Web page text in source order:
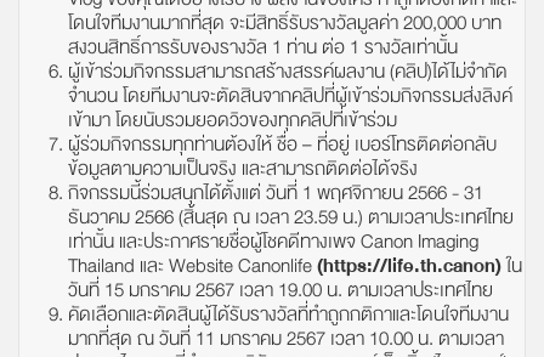
โดนใจทีมงานมากที่สุด จะมีสิทธิ์รับรางวัลมูลค่า 200,000 บาท
สงวนสิทธิ์การรับของรางวัล 1 ท่าน ต่อ 1 รางวัลเท่านั้น
ผู้เข้าร่วมกิจกรรมสามารถสร้างสรรค์ผลงาน (คลิป)ได้ไม่จำกัด
จำนวน โดยทีมงานจะตัดสินจากคลิปที่ผู้เข้าร่วมกิจกรรมส่งลิงค์
เข้ามา โดยนับรวมยอดวิวของทุกคลิปที่เข้าร่วม
ผู้ร่วมกิจกรรมทุกท่านต้องให้ ชื่อ – ที่อยู่ เบอร์โทรติดต่อกลับ
ข้อมูลตามความเป็นจริง และสามารถติดต่อได้จริง
กิจกรรมนี้ร่วมสนุกได้ตั้งแต่ วันที่ 1 พฤศจิกายน 2566 - 31
ธันวาคม 2566 (สิ้นสุด ณ เวลา 23.59 น.) ตามเวลาประเทศไทย
เท่านั้น และประกาศรายชื่อผู้โชคดีทางเพจ Canon Imaging
Thailand และ Website Canonlife(https://life.th.canon)ใน
วันที่ 15 มกราคม 2567 เวลา 19.00 น. ตามเวลาประเทศไทย
คัดเลือกและตัดสินผู้ได้รับรางวัลที่ทำถูกกติกาและโดนใจทีมงาน
มากที่สุด ณ วันที่ 11 มกราคม 2567 เวลา 10.00 น. ตามเวลา